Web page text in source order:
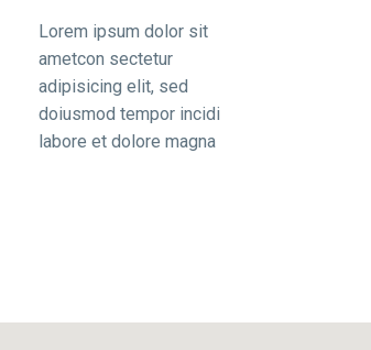
Lorem ipsum dolor sit
ametcon sectetur
adipisicing elit, sed
doiusmod tempor incidi
labore et dolore magna